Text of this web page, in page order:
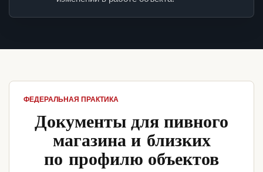
ФЕДЕРАЛЬНАЯ ПРАКТИКА
Документы для пивного
магазина и близких
по профилю объектов